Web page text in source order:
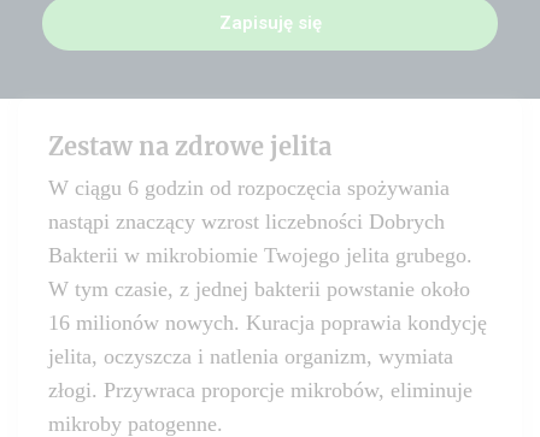
Zapisuję się
Zestaw na zdrowe jelita
W ciągu 6 godzin od rozpoczęcia spożywania
nastąpi znaczący wzrost liczebności Dobrych
Bakterii w mikrobiomie Twojego jelita grubego.
W tym czasie, z jednej bakterii powstanie około
16 milionów nowych. Kuracja poprawia kondycję
jelita, oczyszcza i natlenia organizm, wymiata
złogi. Przywraca proporcje mikrobów, eliminuje
mikroby patogenne.